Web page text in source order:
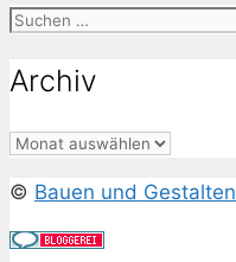
Suchen
Archiv
Archiv
© Bauen und Gestalten